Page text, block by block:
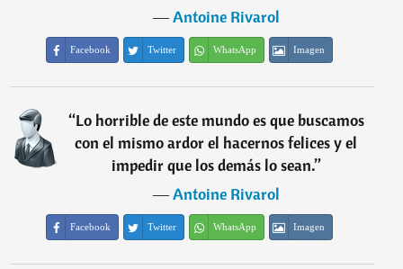
―Antoine Rivarol
Facebook Twitter WhatsApp Imagen
“Lo horrible de este mundo es que buscamos
con el mismo ardor el hacernos felices y el
impedir que los demás lo sean.”
―Antoine Rivarol
Facebook Twitter WhatsApp Imagen